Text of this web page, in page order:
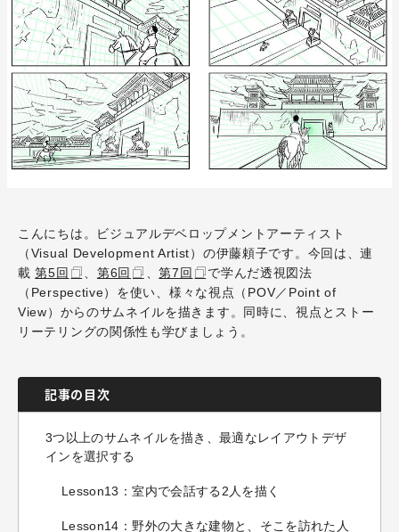
こんにちは。ビジュアルデベロップメントアーティスト
（Visual Development Artist）の伊藤頼子です。今回は、連
載第5回 第6回 、第7回
で学んだ透視図法
（Perspective）を使い、様々な視点（POV／Point of
View）からのサムネイルを描きます。同時に、視点とストー
リーテリングの関係性も学びましょう。
記事の目次
3つ以上のサムネイルを描き、最適なレイアウトデザ
インを選択する
Lesson13：室内で会話する2人を描く
Lesson14：野外の大きな建物と、そこを訪れた人